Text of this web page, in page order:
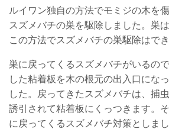
ルイワン独自の方法でモミジの木を
スズメバチの巣を駆除しました。 巣
この方法でスズメバチの巣駆除はでき
巣に戻ってくるスズメバチがいるの
した粘着板を木の根元の出入口にな
した。戻ってきたスズメバチは、捕
誘引されて粘着板にくっつきます。
に戻ってくるスズメバチ対策としまし